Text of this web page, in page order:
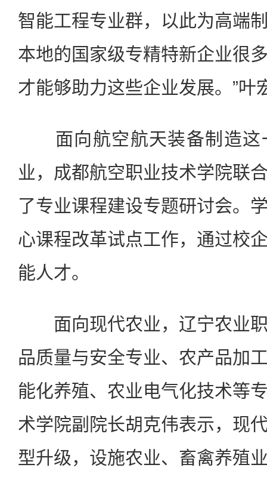
智能工程专业群，以此为高端
本地的国家级专精特新企业很
才能够助力这些企业发展。”叶
面向航空航天装备制造这
业，成都航空职业技术学院联
了专业课程建设专题研讨会。
心课程改革试点工作，通过校
能人才。
面向现代农业，辽宁农业职
品质量与安全专业、农产品加
能化养殖、农业电气化技术等
术学院副院长胡克伟表示，现
型升级，设施农业、畜禽养殖